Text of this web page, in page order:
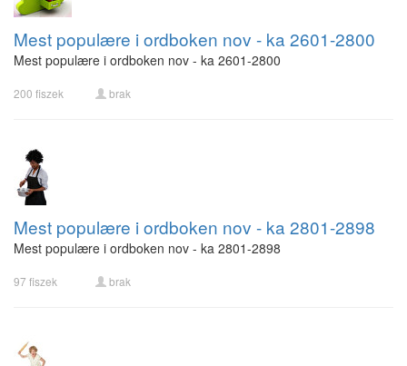
Mest populære i ordboken nov - ka 2601-2800
Mest populære i ordboken nov - ka 2601-2800
200 fiszek brak
Mest populære i ordboken nov - ka 2801-2898
Mest populære i ordboken nov - ka 2801-2898
97 fiszek brak